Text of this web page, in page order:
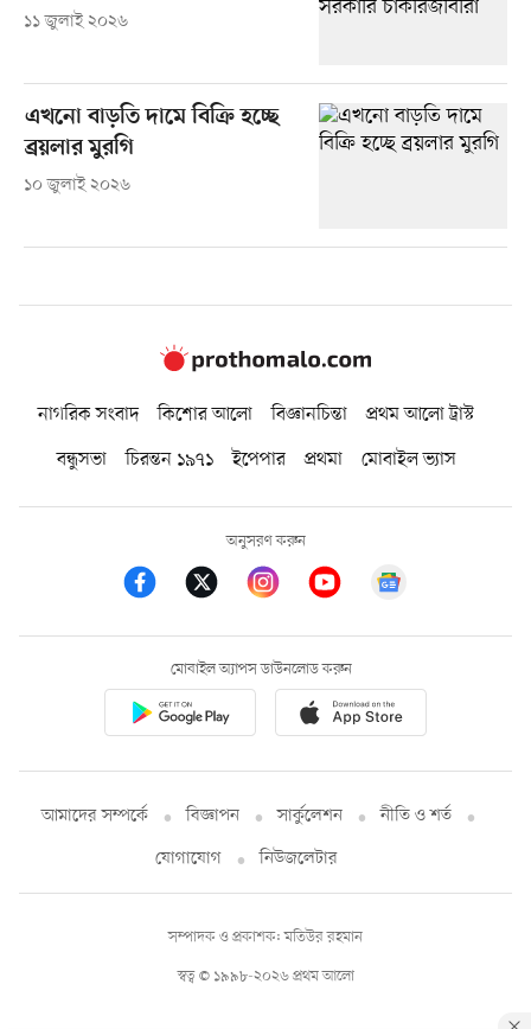
১১ জুলাই ২০২৬
এখনো বাড়তি দামে বিক্রি হচ্ছে
ব্রয়লার মুরগি
১০ জুলাই ২০২৬
নাগরিক সংবাদ কিশোর আলো বিজ্ঞানচিন্তা
প্রথম আলো ট্রাস্ট
বন্ধুসভা
চিরন্তন ১৯৭১ ইপেপার প্রথমা মোবাইল ভ্যাস
অনুসরণ করুন
মোবাইল অ্যাপস ডাউনলোড করুন
আমাদের সম্পর্কে বিজ্ঞাপন সার্কুলেশন
নীতি ও শর্ত
যোগাযোগ
নিউজলেটার
স্বত্ব © ১৯৯৮-২০২৬ প্রথম আলো
সম্পাদক ও প্রকাশক: মতিউর রহমান